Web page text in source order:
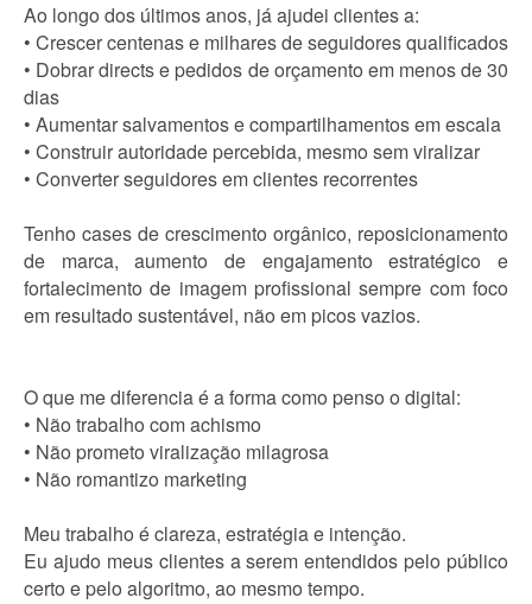
Ao longo dos últimos anos, já ajudei clientes a:
• Crescer centenas e milhares de seguidores qualificados
• Dobrar directs e pedidos de orçamento em menos de 30
dias
• Aumentar salvamentos e compartilhamentos em escala
• Construir autoridade percebida, mesmo sem viralizar
• Converter seguidores em clientes recorrentes
Tenho cases de crescimento orgânico, reposicionamento
de marca, aumento de engajamento estratégico e
fortalecimento de imagem profissional sempre com foco
em resultado sustentável, não em picos vazios.
O que me diferencia é a forma como penso o digital:
• Não trabalho com achismo
• Não prometo viralização milagrosa
• Não romantizo marketing
Meu trabalho é clareza, estratégia e intenção.
Eu ajudo meus clientes a serem entendidos pelo público
certo e pelo algoritmo, ao mesmo tempo.